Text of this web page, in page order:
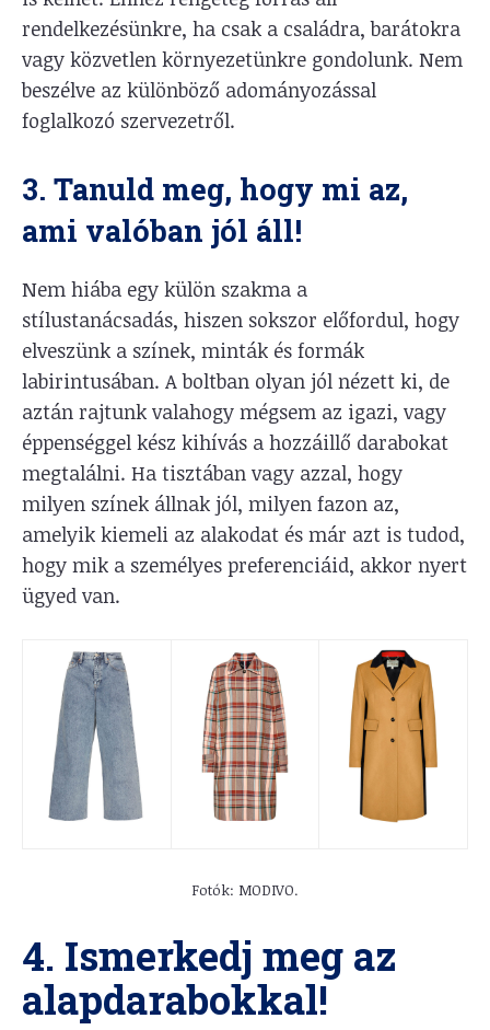
rendelkezésünkre, ha csak a családra, barátokra
vagy közvetlen környezetünkre gondolunk. Nem
beszélve az különböző adományozással
foglalkozó szervezetről.
3. Tanuld meg, hogy mi az,
ami valóban jól áll!
Nem hiába egy külön szakma a
stílustanácsadás, hiszen sokszor előfordul, hogy
elveszünk a színek, minták és formák
labirintusában. A boltban olyan jól nézett ki, de
aztán rajtunk valahogy mégsem az igazi, vagy
éppenséggel kész kihívás a hozzáillő darabokat
megtalálni. Ha tisztában vagy azzal, hogy
milyen színek állnak jól, milyen fazon az,
amelyik kiemeli az alakodat és már azt is tudod,
hogy mik a személyes preferenciáid, akkor nyert
ügyed van.
Fotók: MODIVO.
4. Ismerkedj meg az
alapdarabokkal!